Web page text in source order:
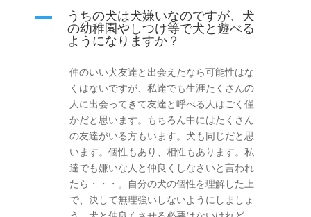
A
うちの犬は犬嫌いなのですが、犬
の幼稚園やしつけ等で犬と遊べる
ようになりますか？
仲のいい犬友達と出会えたなら可能性はな
くはないですが、私達でも生涯たくさんの
人に出会ってきて友達と呼べる人はごく僅
かだと思います。もちろん中にはたくさん
の友達がいる方もいます。犬も同じだと思
います。個性もあり、相性もあります。私
達でも嫌いな人と仲良くしなさいと言われ
たら・・・。自分の犬の個性を理解した上
で、決して無理強いしないようにしましょ